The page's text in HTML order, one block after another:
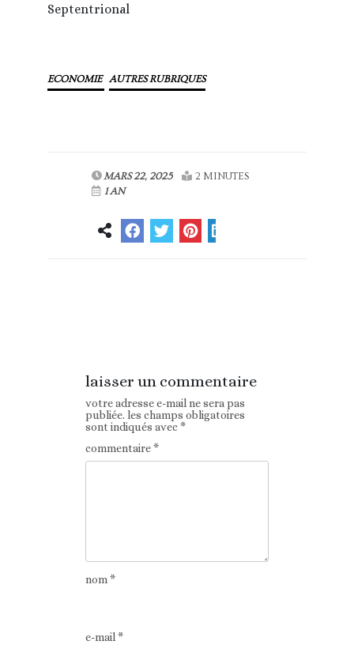
Septentrional
ECONOMIE AUTRES RUBRIQUES
MARS 22, 2025
2 MINUTES
1 AN
laisser un commentaire
votre adresse e-mail ne sera pas
publiée. les champs obligatoires
sont indiqués avec*
commentaire*
nom*
e-mail*